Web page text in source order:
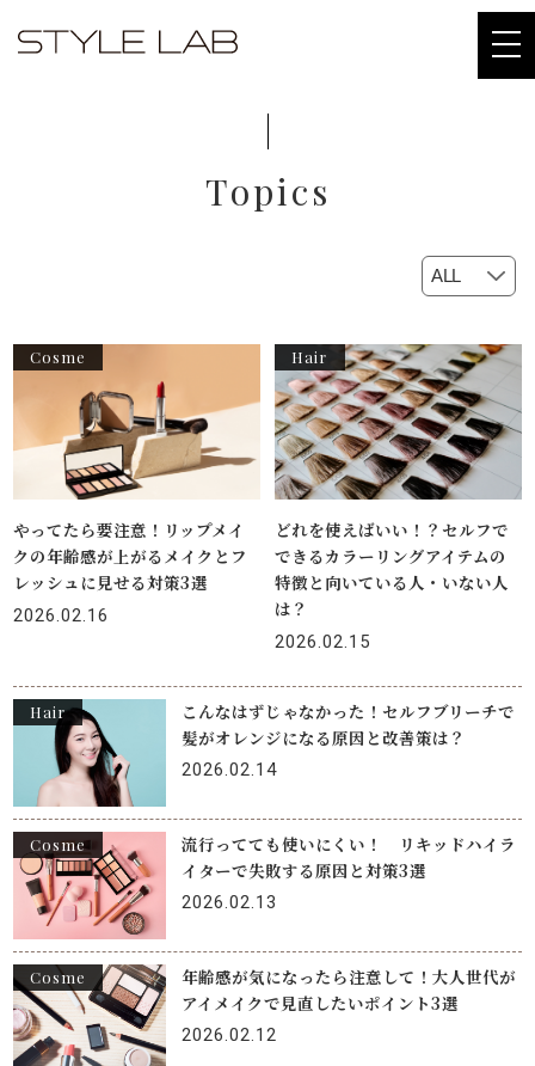
Topics
Cosme
やってたら要注意！リップメイ
クの年齢感が上がるメイクとフ
レッシュに見せる対策3選
2026.02.16
Hair
どれを使えばいい！？セルフで
できるカラーリングアイテムの
特徴と向いている人・いない人
は？
2026.02.15
Hair
こんなはずじゃなかった！セルフブリーチで
髪がオレンジになる原因と改善策は？
2026.02.14
Cosme
流行ってても使いにくい！ リキッドハイラ
イターで失敗する原因と対策3選
2026.02.13
Cosme
年齢感が気になったら注意して！大人世代が
アイメイクで見直したいポイント3選
2026.02.12